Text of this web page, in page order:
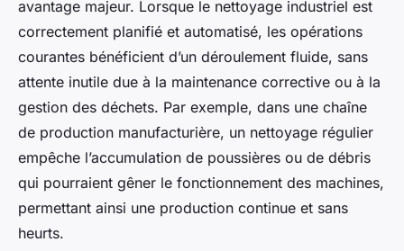
avantage majeur. Lorsque le nettoyage industriel est
correctement planifié et automatisé, les opérations
courantes bénéficient d’un déroulement fluide, sans
attente inutile due à la maintenance corrective ou à la
gestion des déchets. Par exemple, dans une chaîne
de production manufacturière, un nettoyage régulier
empêche l’accumulation de poussières ou de débris
qui pourraient gêner le fonctionnement des machines,
permettant ainsi une production continue et sans
heurts.